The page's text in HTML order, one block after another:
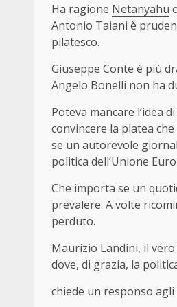
Ha ragione Netanyahu
Antonio Taiani è
pilatesco.
Giuseppe Conte è più
Angelo Bonelli non ha
Poteva mancare l’idea
convincere la platea
se un autorevole
politica dell’Unione
Che importa se un
prevalere. A volte
perduto.
Maurizio Landini, il
dove, di grazia, la
chiede un responso